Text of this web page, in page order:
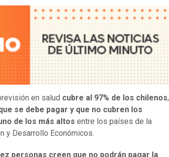
en salud cubre al 97% de los chilenos,
se debe pagar y que no cubren los
de los más altos entre los países de la
y Desarrollo Económicos.
personas creen que no podrán pagar la